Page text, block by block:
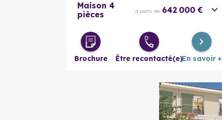
Maison 4
pièces
à partir de 642 000 €
Brochure Être recontacté(e)En savoir +